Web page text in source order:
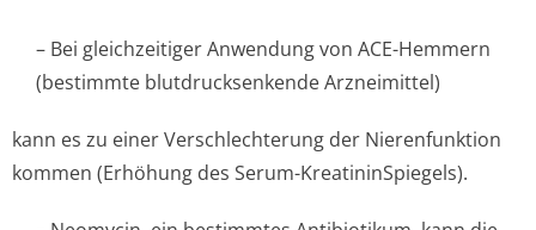
– Bei gleichzeitiger Anwendung von ACE-Hemmern
(bestimmte blutdrucksenkende Arzneimittel)
kann es zu einer Verschlechterung der Nierenfunktion
kommen (Erhöhung des Serum-KreatininSpiegels).